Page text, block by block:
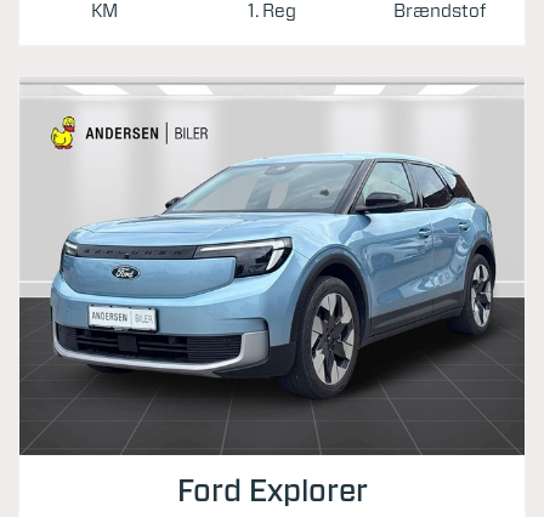
KM
1. Reg
Brændstof
Ford Explorer